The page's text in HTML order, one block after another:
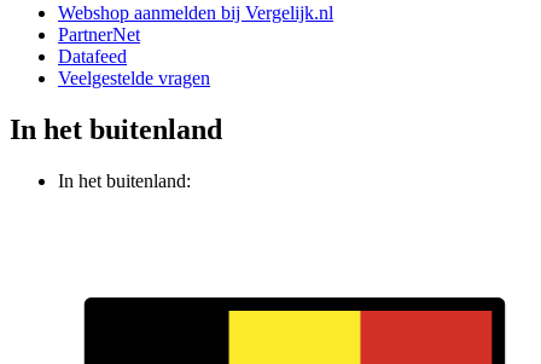
Webshop aanmelden bij Vergelijk.nl
PartnerNet
Datafeed
Veelgestelde vragen
In het buitenland
In het buitenland: